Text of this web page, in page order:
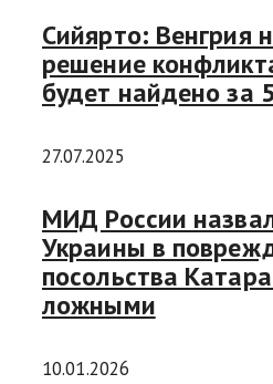
Сийярто: Венгрия
решение
будет найдено за
27.07.2025
МИД России
Украины в
посольства
ложными
10.01.2026